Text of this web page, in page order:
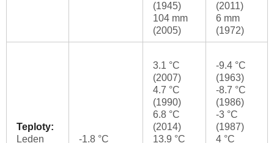
(1945)
104 mm
(2005)
(2011)
6 mm
(1972)
Teploty:
Leden
-1.8 °C
3.1 °C
(2007)
4.7 °C
(1990)
6.8 °C
(2014)
13.9 °C
-9.4 °C
(1963)
-8.7 °C
(1986)
-3 °C
(1987)
4 °C